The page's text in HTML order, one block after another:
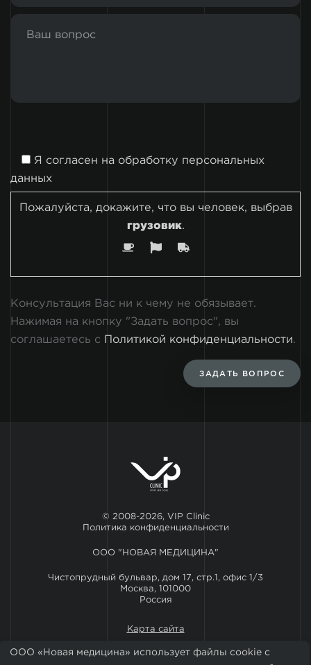
Я согласен на обработку персональных
данных
Пожалуйста, докажите, что вы человек, выбрав
грузовик.
Консультация Вас ни к чему не обязывает.
Нажимая на кнопку "Задать вопрос", вы
соглашаетесь с Политикой конфиденциальности.
ЗАДАТЬ ВОПРОС
© 2008-2026, VIP Clinic
Политика конфиденциальности
ООО "НОВАЯ МЕДИЦИНА"
Чистопрудный бульвар, дом 17, стр.1, офис 1/3
Москва, 101000
Россия
Карта сайта
ООО «Новая медицина» использует файлы cookie с